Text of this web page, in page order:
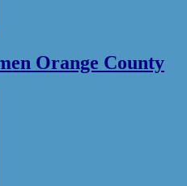
Orange County